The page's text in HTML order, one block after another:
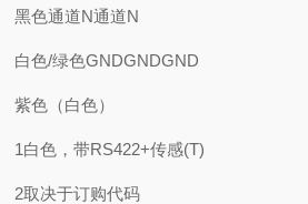
黑色通道N通道N
白色/绿色GNDGNDGND
紫色（白色）
1白色，带RS422+传感(T)
2取决于订购代码